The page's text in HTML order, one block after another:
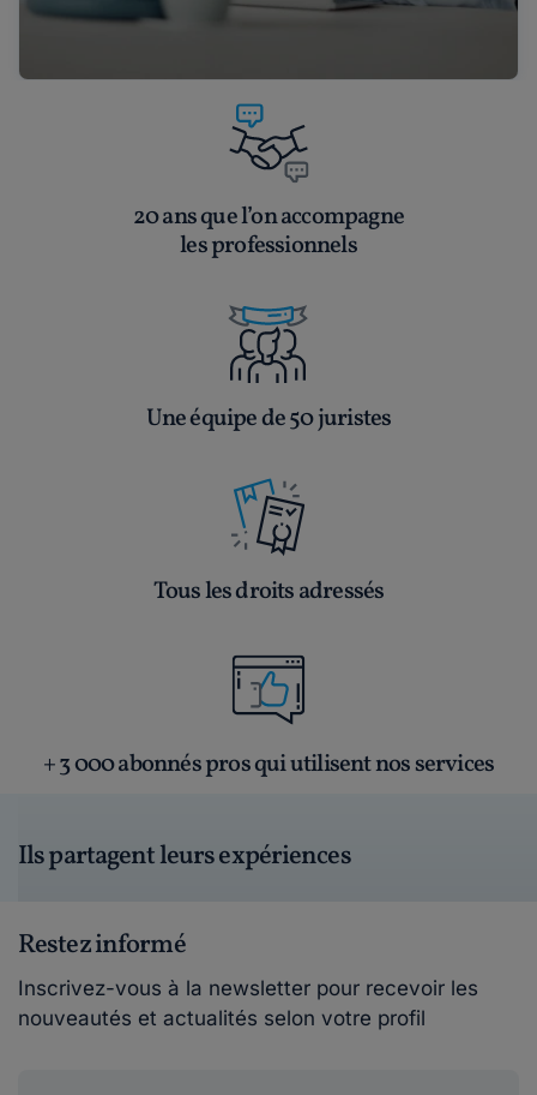
20 ans que l’on accompagne
les professionnels
Une équipe de 50 juristes
Tous les droits adressés
+ 3 000 abonnés pros qui utilisent nos services
Ils partagent leurs expériences
Restez informé
Inscrivez-vous à la newsletter pour recevoir les
nouveautés et actualités selon votre profil